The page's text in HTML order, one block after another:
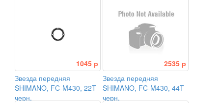
1045 р
Звезда передняя
SHIMANO, FC-M430, 22T
черн.
2535 р
Звезда передняя
SHIMANO, FC-M430, 44T
черн.